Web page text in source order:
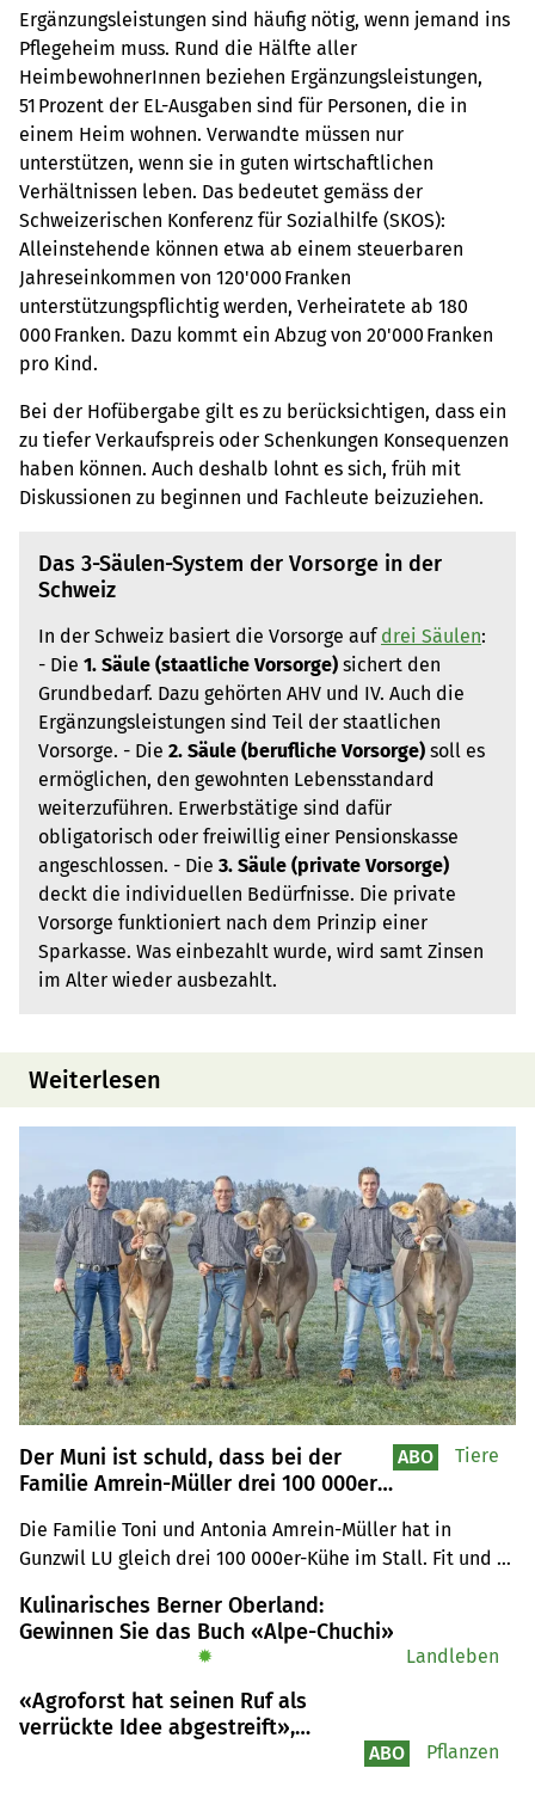
Ergänzungsleistungen sind häufig nötig, wenn jemand ins
Pflegeheim muss. Rund die Hälfte aller
HeimbewohnerInnen beziehen Ergänzungsleistungen,
51 Prozent der EL-Ausgaben sind für Personen, die in
einem Heim wohnen. Verwandte müssen nur
unterstützen, wenn sie in guten wirtschaftlichen
Verhältnissen leben. Das bedeutet gemäss der
Schweizerischen Konferenz für Sozialhilfe (SKOS):
Alleinstehende können etwa ab einem steuerbaren
Jahreseinkommen von 120'000 Franken
unterstützungspflichtig werden, Verheiratete ab 180
000 Franken. Dazu kommt ein Abzug von 20'000 Franken
pro Kind.
Bei der Hofübergabe gilt es zu berücksichtigen, dass ein
zu tiefer Verkaufspreis oder Schenkungen Konsequenzen
haben können. Auch deshalb lohnt es sich, früh mit
Diskussionen zu beginnen und Fachleute beizuziehen.
Das 3-Säulen-System der Vorsorge in der
Schweiz
In der Schweiz basiert die Vorsorge aufdrei Säulen:
- Die 1. Säule (staatliche Vorsorge) sichert den
Grundbedarf. Dazu gehörten AHV und IV. Auch die
Ergänzungsleistungen sind Teil der staatlichen
Vorsorge. - Die 2. Säule (berufliche Vorsorge) soll es
ermöglichen, den gewohnten Lebensstandard
weiterzuführen. Erwerbstätige sind dafür
obligatorisch oder freiwillig einer Pensionskasse
angeschlossen. - Die 3. Säule (private Vorsorge)
deckt die individuellen Bedürfnisse. Die private
Vorsorge funktioniert nach dem Prinzip einer
Sparkasse. Was einbezahlt wurde, wird samt Zinsen
im Alter wieder ausbezahlt.
Weiterlesen
Der Muni ist schuld, dass bei der
Familie Amrein-Müller drei 100 000er-
Die Familie Toni und Antonia Amrein-Müller hat in
Gunzwil LU gleich drei 100 000er-Kühe im Stall. Fit und
der Weidehaltung.
ABO Tiere
Kulinarisches Berner Oberland:
Gewinnen Sie das Buch «Alpe-Chuchi»
✹ Landleben
«Agroforst hat seinen Ruf als
verrückte Idee abgestreift»,
ABO Pflanzen